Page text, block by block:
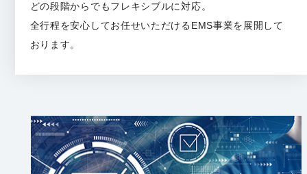
どの段階からでもフレキシブルに対応。
全行程を安心してお任せいただけるEMS事業を展開して
おります。